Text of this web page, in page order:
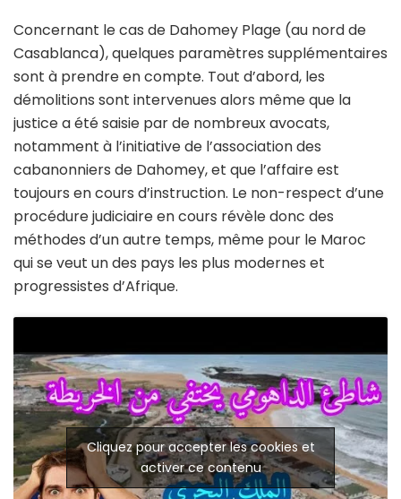
Concernant le cas de Dahomey Plage (au nord de
Casablanca), quelques paramètres supplémentaires
sont à prendre en compte. Tout d’abord, les
démolitions sont intervenues alors même que la
justice a été saisie par de nombreux avocats,
notamment à l’initiative de l’association des
cabanonniers de Dahomey, et que l’affaire est
toujours en cours d’instruction. Le non-respect d’une
procédure judiciaire en cours révèle donc des
méthodes d’un autre temps, même pour le Maroc
qui se veut un des pays les plus modernes et
progressistes d’Afrique.
Cliquez pour accepter les cookies et
activer ce contenu